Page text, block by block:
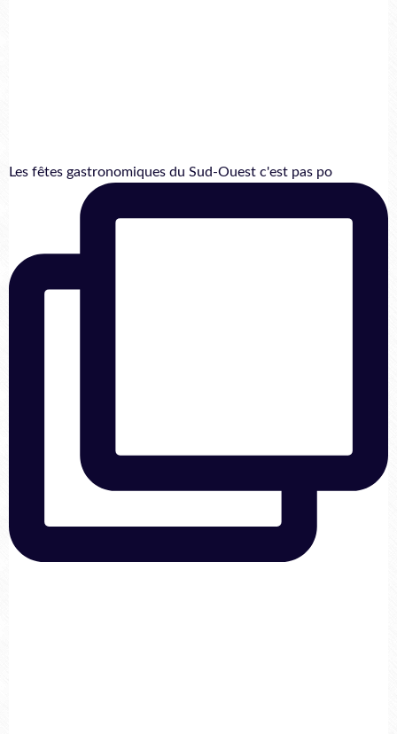
Les fêtes gastronomiques du Sud-Ouest c'est pas po